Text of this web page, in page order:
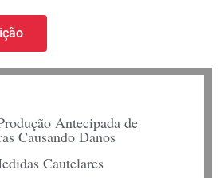
Antecipada de
Causando Danos
Cautelares